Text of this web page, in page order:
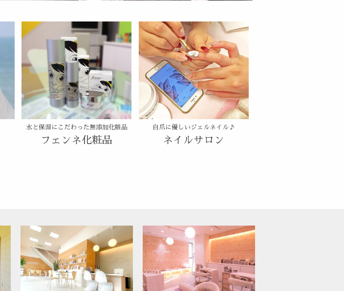
水と保湿にこだわった無添加化粧品
フェンネ化粧品
自爪に優しいジェルネイル♪
ネイルサロン